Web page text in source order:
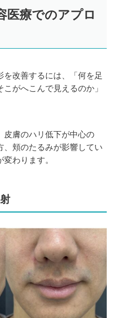
医療でのアプロ
改善するには、「何を足
がへこんで見えるのか」
皮膚のハリ低下が中心の
、頬のたるみが影響してい
わります。